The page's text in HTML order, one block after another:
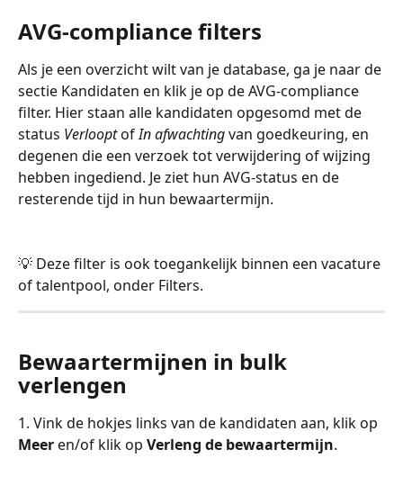
AVG-compliance filters
Als je een overzicht wilt van je database, ga je naar de
sectie Kandidaten en klik je op de AVG-compliance
filter. Hier staan alle kandidaten opgesomd met de
status Verloopt of In afwachting van goedkeuring, en
degenen die een verzoek tot verwijdering of wijzing
hebben ingediend. Je ziet hun AVG-status en de
resterende tijd in hun bewaartermijn.
💡 Deze filter is ook toegankelijk binnen een vacature
of talentpool, onder Filters.
Bewaartermijnen in bulk
verlengen
1. Vink de hokjes links van de kandidaten aan, klik op
Meer en/of klik op Verleng de bewaartermijn.